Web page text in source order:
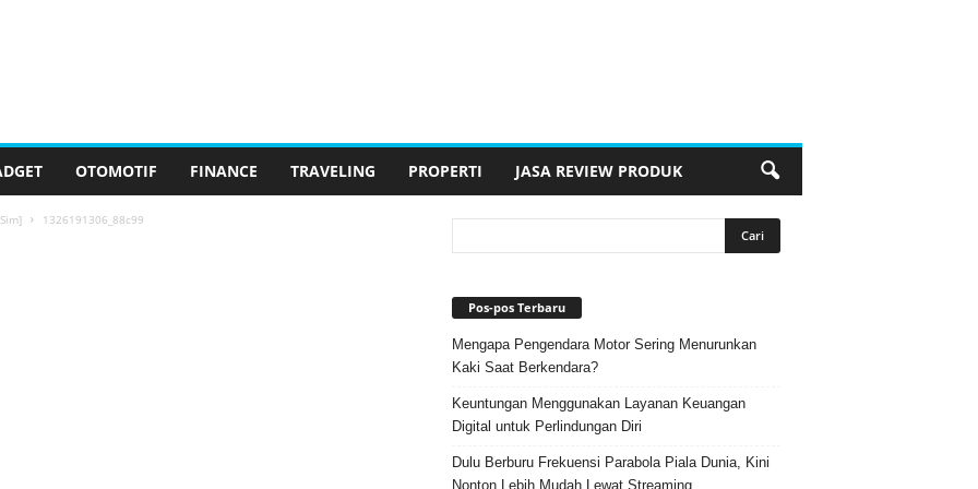
OTOMOTIF FINANCE TRAVELING PROPERTI JASA REVIEW PRODUK
1326191306_88c99
Pos-pos Terbaru
Mengapa Pengendara Motor Sering Menurunkan
Kaki Saat Berkendara?
Keuntungan Menggunakan Layanan Keuangan
Digital untuk Perlindungan Diri
Dulu Berburu Frekuensi Parabola Piala Dunia, Kini
Nonton Lebih Mudah Lewat Streaming